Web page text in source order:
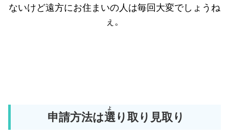
ないけど遠方にお住まいの人は毎回大変でしょうね
ぇ。
申請方法は選
よ
り取り見取り